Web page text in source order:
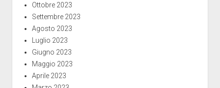
Ottobre 2023
Settembre 2023
Agosto 2023
Luglio 2023
Giugno 2023
Maggio 2023
Aprile 2023